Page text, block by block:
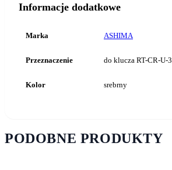
Informacje dodatkowe
Marka ASHIMA
Przeznaczenie do klucza RT-CR-U-3
Kolor srebrny
PODOBNE PRODUKTY